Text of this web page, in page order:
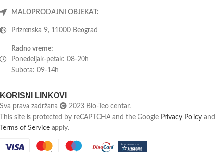
MALOPRODAJNI OBJEKAT:
Prizrenska 9, 11000 Beograd
Radno vreme:
Ponedeljak-petak: 08-20h
Subota: 09-14h
KORISNI LINKOVI
Sva prava zadržana
2023 Bio-Teo centar.
This site is protected by reCAPTCHA and the Google Privacy Policy and
Terms of Service apply.